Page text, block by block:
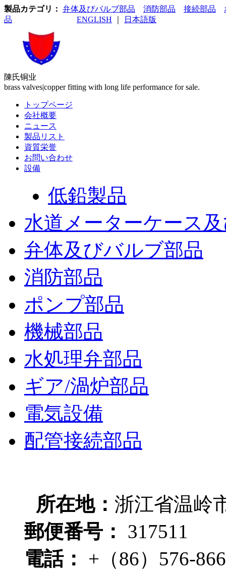
製品カテゴリ： 弁体及びバルブ部品 消防部品 接続部品
品
ENGLISH 日本語版
陳氏铜业
brass valves|copper fitting with long life performance for sale.
トップページ
会社概要
ニュース
製品リスト
資質栄誉
お問い合わせ
設備
低鉛製品
水道メーターケース
弁体及びバルブ部品
消防部品
ポンプ部品
機械部品
水処理弁部品
ギア/渦炉部品
電気設備
配管接続部品
所在地： 浙江省温岭
郵便番号：
317511
電話：
+（86）576-